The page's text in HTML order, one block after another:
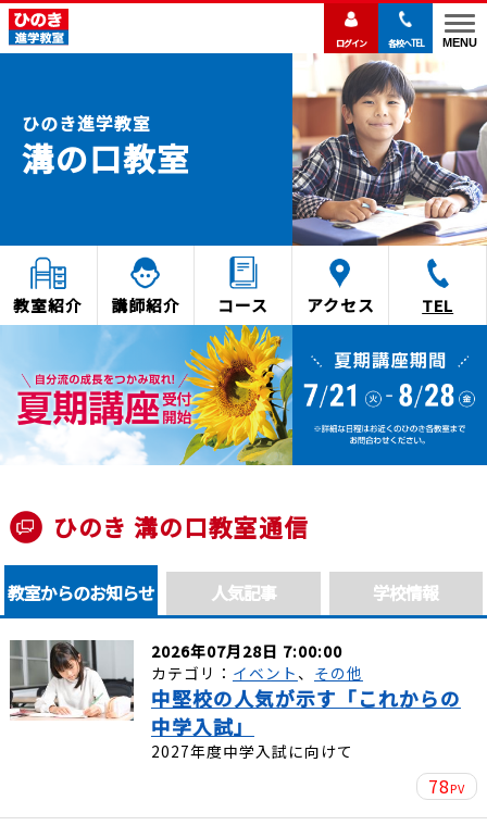
ログイン 各校へTEL MENU
溝の口教室
教室紹介 講師紹介 コース アクセス TEL
ひのき 溝の口教室通信
教室からのお知らせ 人気記事 学校情報
2026年07月28日 7:00:00
カテゴリ： イベント 、 その他
中堅校の人気が示す「これからの
中学入試」
2027年度中学入試に向けて
78PV